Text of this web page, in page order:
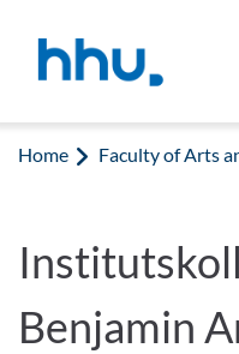
Home Faculty of Arts
Benjamin